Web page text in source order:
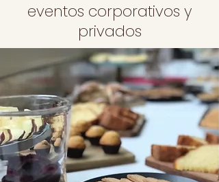
eventos corporativos y
privados